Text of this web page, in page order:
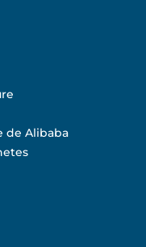
de Alibaba